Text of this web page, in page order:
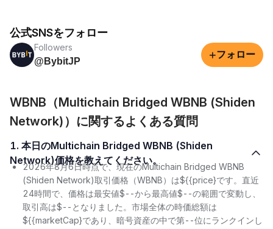
公式SNSをフォロー
Followers
@BybitJP
+フォロー
WBNB（Multichain Bridged WBNB (Shiden
Network)）に関するよくある質問
1. 本日のMultichain Bridged WBNB (Shiden
Network)価格を教えてください。
2026年8月6日時点で、現在のMultichain Bridged WBNB
(Shiden Network)取引価格（WBNB）は${{price}です。直近
24時間で、価格は最安値$--から最高値$--の範囲で変動し、
取引高は$--となりました。市場全体の時価総額は
${{marketCap}であり、暗号資産の中で第--位にランクインし